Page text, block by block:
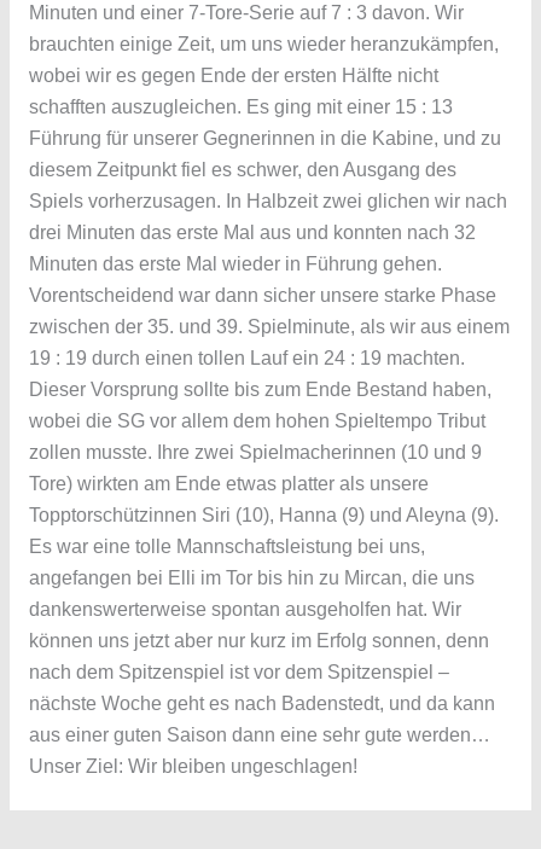
Minuten und einer 7-Tore-Serie auf 7 : 3 davon. Wir
brauchten einige Zeit, um uns wieder heranzukämpfen,
wobei wir es gegen Ende der ersten Hälfte nicht
schafften auszugleichen. Es ging mit einer 15 : 13
Führung für unserer Gegnerinnen in die Kabine, und zu
diesem Zeitpunkt fiel es schwer, den Ausgang des
Spiels vorherzusagen. In Halbzeit zwei glichen wir nach
drei Minuten das erste Mal aus und konnten nach 32
Minuten das erste Mal wieder in Führung gehen.
Vorentscheidend war dann sicher unsere starke Phase
zwischen der 35. und 39. Spielminute, als wir aus einem
19 : 19 durch einen tollen Lauf ein 24 : 19 machten.
Dieser Vorsprung sollte bis zum Ende Bestand haben,
wobei die SG vor allem dem hohen Spieltempo Tribut
zollen musste. Ihre zwei Spielmacherinnen (10 und 9
Tore) wirkten am Ende etwas platter als unsere
Topptorschützinnen Siri (10), Hanna (9) und Aleyna (9).
Es war eine tolle Mannschaftsleistung bei uns,
angefangen bei Elli im Tor bis hin zu Mircan, die uns
dankenswerterweise spontan ausgeholfen hat. Wir
können uns jetzt aber nur kurz im Erfolg sonnen, denn
nach dem Spitzenspiel ist vor dem Spitzenspiel –
nächste Woche geht es nach Badenstedt, und da kann
aus einer guten Saison dann eine sehr gute werden…
Unser Ziel: Wir bleiben ungeschlagen!